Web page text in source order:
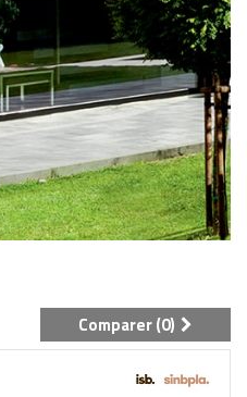
Comparer (0)